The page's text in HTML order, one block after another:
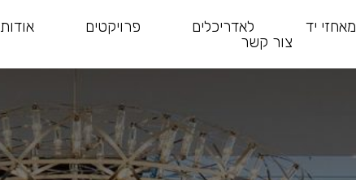
מאחזי יד לאדריכלים פרויקטים אודות
צור קשר